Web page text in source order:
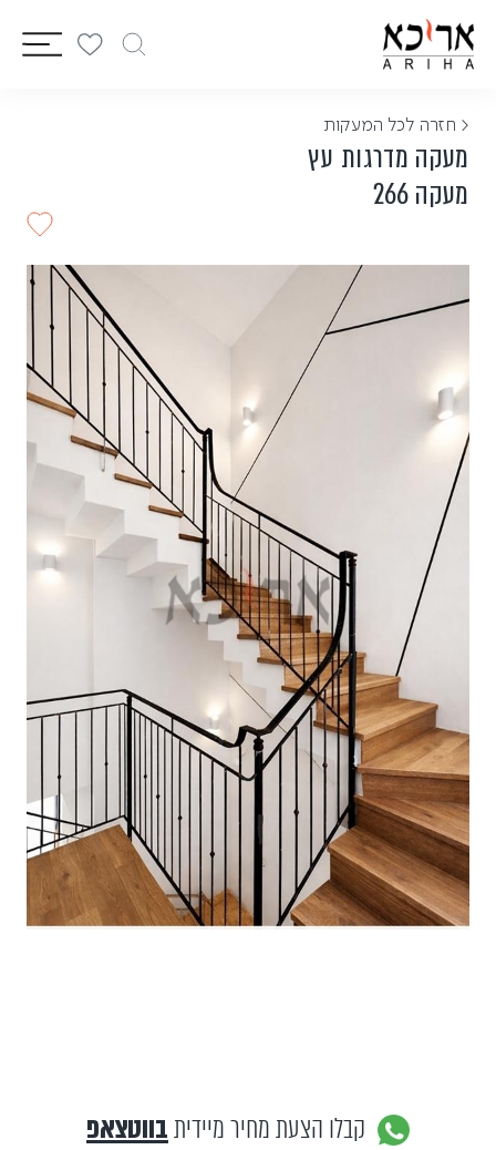
< חזרה לכל המעקות
מעקה מדרגות עץ
מעקה 266
קבלו הצעת מחיר מיידיתבווטצאפ